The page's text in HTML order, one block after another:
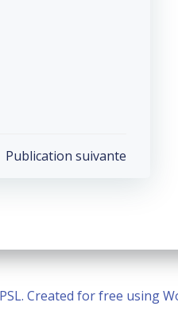
Publication suivante
Created for free using